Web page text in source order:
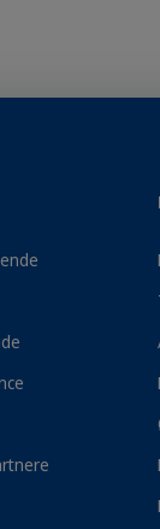
med
livsstil.
Fri fragt